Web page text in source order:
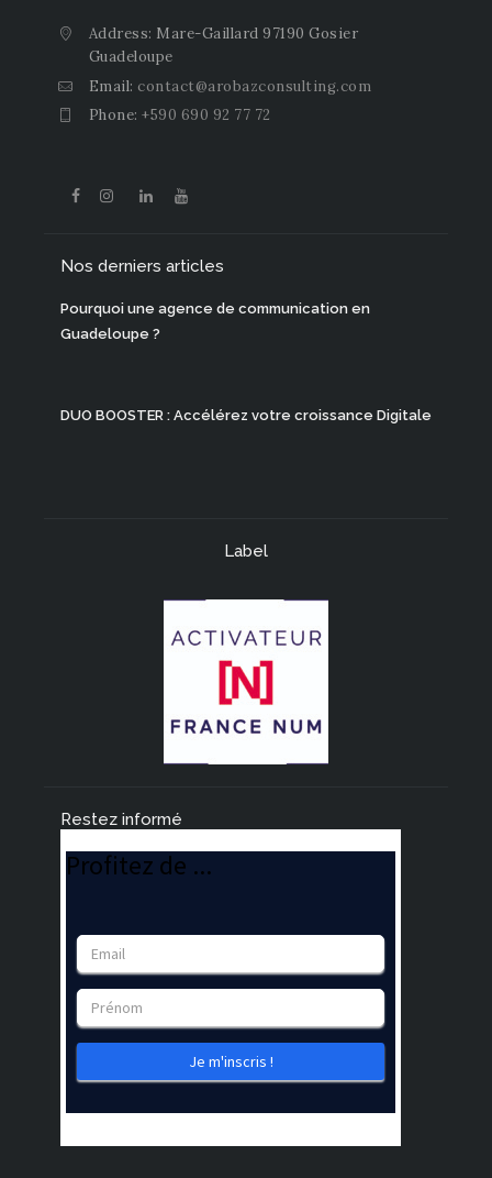
Address: Mare-Gaillard 97190 Gosier
Guadeloupe
Email: contact@arobazconsulting.com
Phone:+590 690 92 77 72
Nos derniers articles
Pourquoi une agence de communication en
Guadeloupe ?
DUO BOOSTER : Accélérez votre croissance Digitale
Label
Restez informé